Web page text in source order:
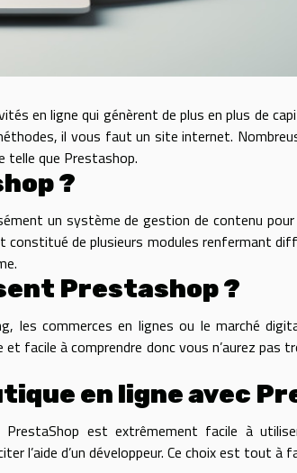
en ligne qui génèrent de plus en plus de
il vous faut un site internet.
telle que Prestashop.
?
un système de gestion de contenu
constitué de plusieurs modules renfermant
Prestashop ?
les commerces en lignes ou le marché
facile à comprendre donc vous n’aurez pas
en ligne avec
PrestaShop est extrêmement facile à
l’aide d’un développeur. Ce choix est tout à